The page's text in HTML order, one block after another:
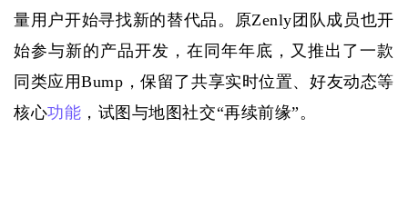
量用户开始寻找新的替代品。原Zenly团队成员也开
始参与新的产品开发，在同年年底，又推出了一款
同类应用Bump，保留了共享实时位置、好友动态等
核心功能 ，试图与地图社交“再续前缘”。